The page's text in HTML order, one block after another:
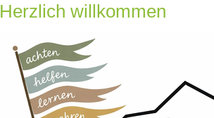
Herzlich willkommen